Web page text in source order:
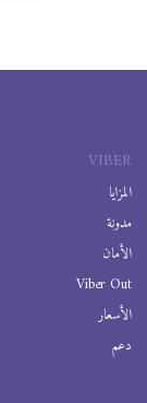
VIBER
المزايا
مدونة
الأمان
Viber Out
الأسعار
دعم